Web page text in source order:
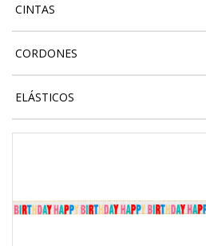
CINTAS
CORDONES
ELÁSTICOS